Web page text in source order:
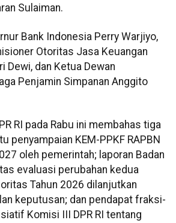
Sulaiman.
Bank Indonesia Perry Warjiyo,
Otoritas Jasa Keuangan
Dewi, dan Ketua Dewan
Penjamin Simpanan Anggito
RI pada Rabu ini membahas tiga
penyampaian KEM-PPKF RAPBN
oleh pemerintah; laporan Badan
evaluasi perubahan kedua
Tahun 2026 dilanjutkan
keputusan; dan pendapat fraksi-
Komisi III DPR RI tentang